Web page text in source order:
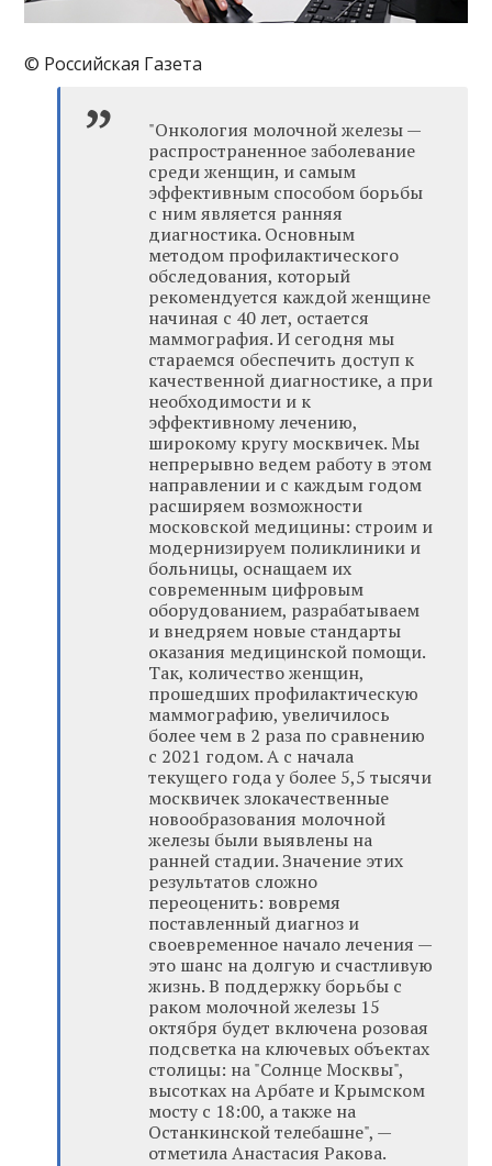
© Российская Газета
"Онкология молочной железы —
распространенное заболевание
среди женщин, и самым
эффективным способом борьбы
с ним является ранняя
диагностика. Основным
методом профилактического
обследования, который
рекомендуется каждой женщине
начиная с 40 лет, остается
маммография. И сегодня мы
стараемся обеспечить доступ к
качественной диагностике, а при
необходимости и к
эффективному лечению,
широкому кругу москвичек. Мы
непрерывно ведем работу в этом
направлении и с каждым годом
расширяем возможности
московской медицины: строим и
модернизируем поликлиники и
больницы, оснащаем их
современным цифровым
оборудованием, разрабатываем
и внедряем новые стандарты
оказания медицинской помощи.
Так, количество женщин,
прошедших профилактическую
маммографию, увеличилось
более чем в 2 раза по сравнению
с 2021 годом. А с начала
текущего года у более 5,5 тысячи
москвичек злокачественные
новообразования молочной
железы были выявлены на
ранней стадии. Значение этих
результатов сложно
переоценить: вовремя
поставленный диагноз и
своевременное начало лечения —
это шанс на долгую и счастливую
жизнь. В поддержку борьбы с
раком молочной железы 15
октября будет включена розовая
подсветка на ключевых объектах
столицы: на "Солнце Москвы",
высотках на Арбате и Крымском
мосту с 18:00, а также на
Останкинской телебашне", —
отметила Анастасия Ракова.